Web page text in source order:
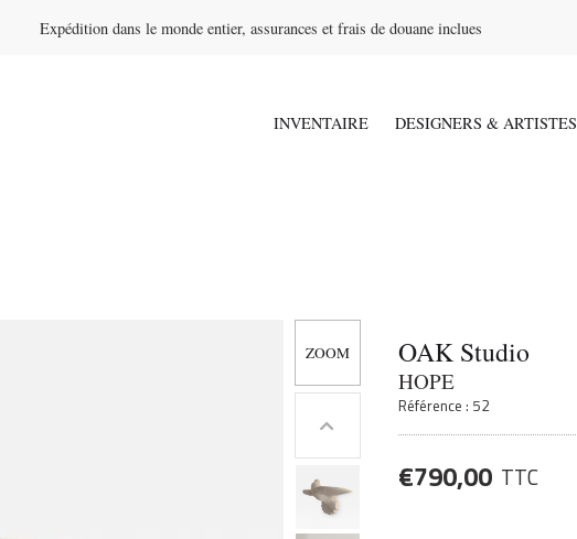
Expédition dans le monde entier, assurances et frais de douane inclues
INVENTAIRE DESIGNERS & ARTISTES
OAK Studio
HOPE
Référence : 52
€790,00 TTC